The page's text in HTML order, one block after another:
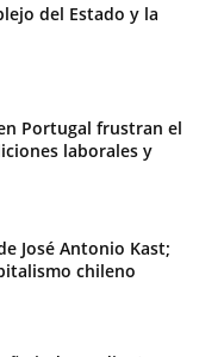
del Estado y la
Portugal frustran el
laborales y
José Antonio Kast;
chileno